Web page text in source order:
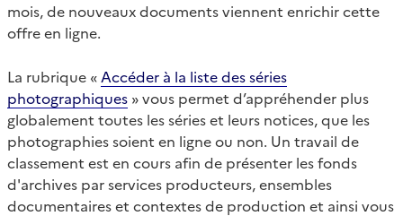
mois, de nouveaux documents viennent enrichir cette
offre en ligne.
La rubrique « Accéder à la liste des séries
photographiques » vous permet d’appréhender plus
globalement toutes les séries et leurs notices, que les
photographies soient en ligne ou non. Un travail de
classement est en cours afin de présenter les fonds
d'archives par services producteurs, ensembles
documentaires et contextes de production et ainsi vous